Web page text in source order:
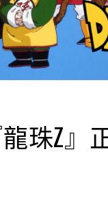
珠Z』